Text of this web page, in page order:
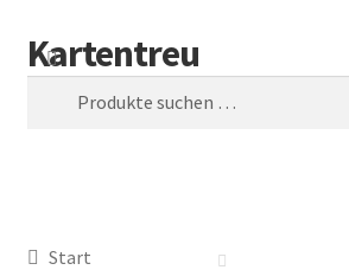
Zur
Navigation
springen
Zum
Inhalt
springen
Kartentreu
Suchen
Start